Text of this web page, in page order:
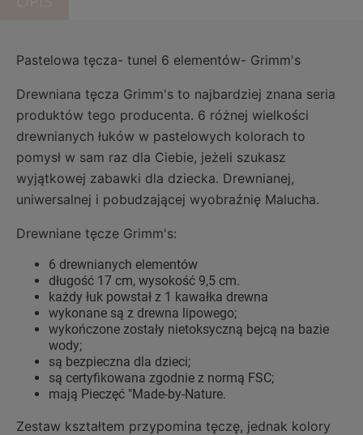
Pastelowa tęcza- tunel 6 elementów- Grimm's
Drewniana tęcza Grimm's to najbardziej znana seria
produktów tego producenta. 6 różnej wielkości
drewnianych łuków w pastelowych kolorach to
pomysł w sam raz dla Ciebie, jeżeli szukasz
wyjątkowej zabawki dla dziecka. Drewnianej,
uniwersalnej i pobudzającej wyobraźnię Malucha.
Drewniane tęcze Grimm's:
6 drewnianych elementów
długość 17 cm, wysokość 9,5 cm.
każdy łuk powstał z 1 kawałka drewna
wykonane są z drewna lipowego;
wykończone zostały nietoksyczną bejcą na bazie
wody;
są bezpieczna dla dzieci;
są certyfikowana zgodnie z normą FSC;
mają Pieczęć "Made-by-Nature.
Zestaw kształtem przypomina tęczę, jednak kolory